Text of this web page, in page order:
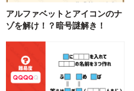
アルファベットとアイコンのナ
ゾを解け！？暗号謎解き！